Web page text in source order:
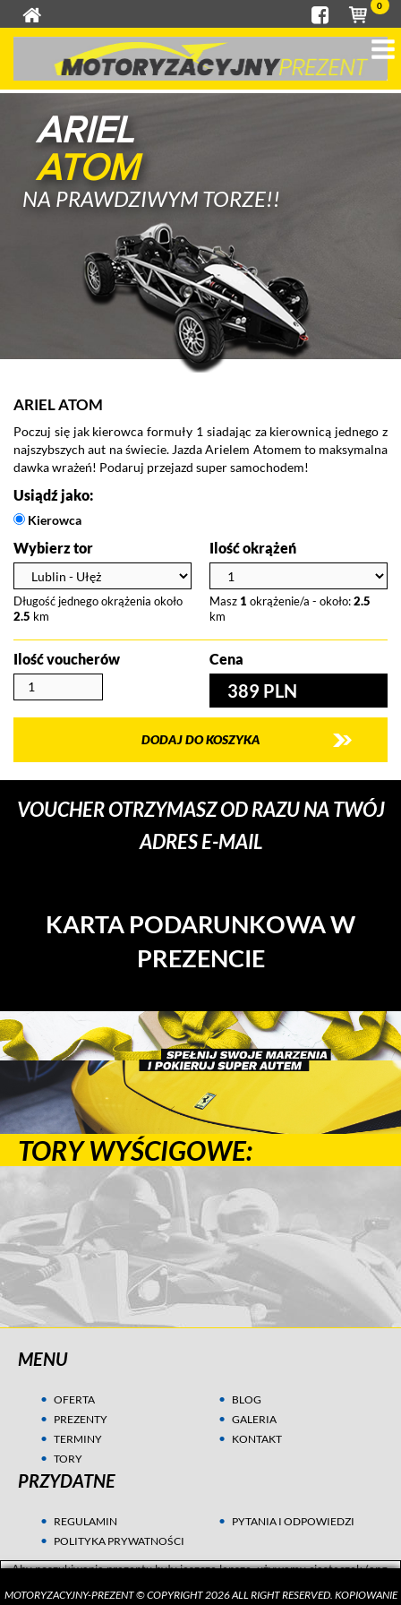
0
ARIEL
ATOM
NA PRAWDZIWYM TORZE!!
ARIEL ATOM
Poczuj się jak kierowca formuły 1 siadając za kierownicą jednego z
najszybszych aut na świecie. Jazda Arielem Atomem to maksymalna
dawka wrażeń! Podaruj przejazd super samochodem!
Usiądź jako:
Kierowca
Wybierz tor
Długość jednego okrążenia około
2.5 km
Ilość okrążeń
Masz 1 okrążenie/a - około: 2.5
km
Ilość voucherów Cena
389 PLN
DODAJ DO KOSZYKA
VOUCHER OTRZYMASZ OD RAZU NA TWÓJ
ADRES E-MAIL
KARTA PODARUNKOWA W
PREZENCIE
TORY WYŚCIGOWE:
MENU
OFERTA
PREZENTY
TERMINY
TORY
BLOG
GALERIA
KONTAKT
PRZYDATNE
REGULAMIN
POLITYKA PRYWATNOŚCI
PYTANIA I ODPOWIEDZI
Aby poszukiwania prezentu były jeszcze lepsze, używamy ciasteczek (ang.
MOTORYZACYJNY-PREZENT © COPYRIGHT 2026 ALL RIGHT RESERVED. KOPIOWANIE